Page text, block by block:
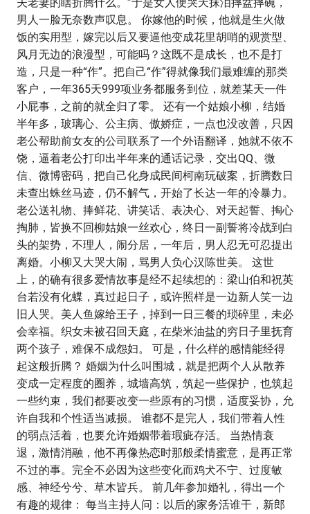
夫老妻的瞎折腾什么。”于是女人便哭天抹泪摔盆摔碗，
男人一脸无奈数声叹息。 你嫁他的时候，他就是生火做
饭的实用型，嫁完以后又要逼他变成花里胡哨的观赏型、
风月无边的浪漫型，可能吗？这既不是成长，也不是打
造，只是一种“作”。把自己“作”得就像我们最难缠的那类
客户，一年365天999项业务都服务到位，就差某天一件
小屁事，之前的就全归了零。 还有一个姑娘小柳，结婚
半年多，玻璃心、公主病、傲娇症，一点也没改善，只因
老公帮助前女友的公司联系了一个外语翻译，她就不依不
饶，逼着老公打印出半年来的通话记录，交出QQ、微
信、微博密码，把自己化身成民间柯南玩破案，折腾数日
未查出蛛丝马迹，仍不解气，开始了长达一年的冷暴力。
老公送礼物、捧鲜花、讲笑话、表决心、对天起誓、掏心
掏肺，皆换不回柳姑娘一丝欢心，终日一副誓将冷战到白
头的架势，不理人，闹分居，一年后，男人忍无可忍提出
离婚。小柳又大哭大闹，骂男人负心汉陈世美。 这世
上，的确有很多爱情故事是经不起续想的：梁山伯和祝英
台若没有化蝶，真过起日子，或许照样是一边新人笑一边
旧人哭。美人鱼嫁给王子，掉到一日三餐的琐碎里，未必
会幸福。织女未被召回天庭，在柴米油盐的穷日子里抚育
两个孩子，难保不成怨妇。 可是，什么样的感情能经得
起这般折腾？ 婚姻为什么叫围城，就是把两个人从散养
变成一定程度的圈养，城墙高筑，筑起一些保护，也筑起
一些约束，我们都要改变一些原有的习惯，适度妥协，允
许自我和个性适当减损。 谁都不是完人，我们带着人性
的弱点活着，也要允许婚姻带着瑕疵存活。 当热情衰
退，激情消融，他不再像热恋时那般柔情蜜意，是再正常
不过的事。完全不必因为这些变化而鸡犬不宁、过度敏
感、神经兮兮、草木皆兵。 前几年参加婚礼，得出一个
有趣的规律： 每当主持人问：以后的家务活谁干，新郎